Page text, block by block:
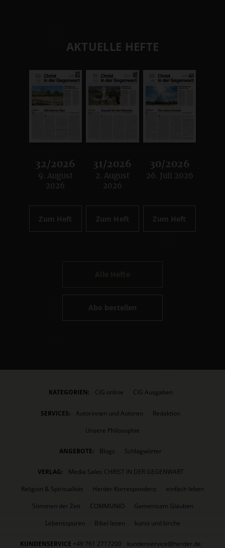
AKTUELLE HEFTE
32/2026
:
9. August
2026
Zum Heft
31/2026
:
2. August
2026
Zum Heft
30/2026
:
26. Juli 2026
Zum Heft
Abo bestellen
KATEGORIEN: CIG online CIG Ausgaben
SERVICES: Autorinnen und Autoren
Redaktion
Unsere Philosophie
ANGEBOTE: Blogs Schlagwörter
VERLAG:
Media Sales CHRIST IN DER GEGENWART
Religion & Spiritualität
Herder Korrespondenz
einfach leben
Stimmen der Zeit
COMMUNIO
Gemeinsam Glauben
Lebensspuren
Bibel lesen kunst und kirche
KUNDENSERVICE +49 761 2717200
kundenservice@herder.de